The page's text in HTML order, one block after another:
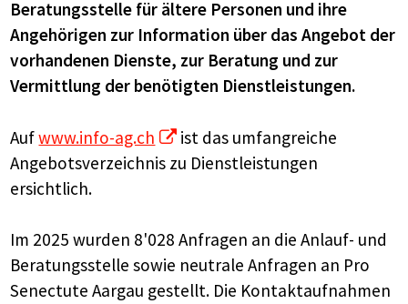
Beratungsstelle für ältere Personen und ihre
Angehörigen zur Information über das Angebot der
vorhandenen Dienste, zur Beratung und zur
Vermittlung der benötigten Dienstleistungen.
Aufwww.info-ag.ch
ist das umfangreiche
Angebotsverzeichnis zu Dienstleistungen
ersichtlich.
Im 2025 wurden 8'028 Anfragen an die Anlauf- und
Beratungsstelle sowie neutrale Anfragen an Pro
Senectute Aargau gestellt. Die Kontaktaufnahmen